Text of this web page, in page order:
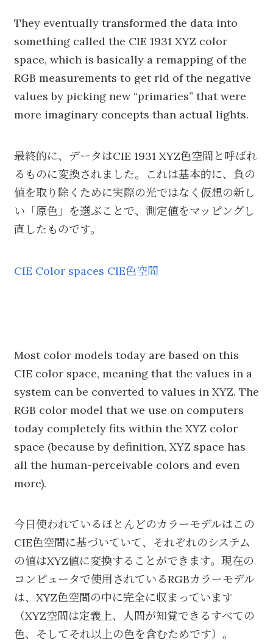
They eventually transformed the data into
something called the CIE 1931 XYZ color
space, which is basically a remapping of the
RGB measurements to get rid of the negative
values by picking new “primaries” that were
more imaginary concepts than actual lights.
最終的に、データはCIE 1931 XYZ色空間と呼ばれ
るものに変換されました。これは基本的に、負の
値を取り除くために実際の光ではなく仮想の新し
い「原色」を選ぶことで、測定値をマッピングし
直したものです。
CIE Color spaces CIE色空間
Most color models today are based on this
CIE color space, meaning that the values in a
system can be converted to values in XYZ. The
RGB color model that we use on computers
today completely fits within the XYZ color
space (because by definition, XYZ space has
all the human-perceivable colors and even
more).
今日使われているほとんどのカラーモデルはこの
CIE色空間に基づいていて、それぞれのシステム
の値はXYZ値に変換することができます。現在の
コンピュータで使用されているRGBカラーモデル
は、XYZ色空間の中に完全に収まっています
（XYZ空間は定義上、人間が知覚できるすべての
色、そしてそれ以上の色を含むためです）。